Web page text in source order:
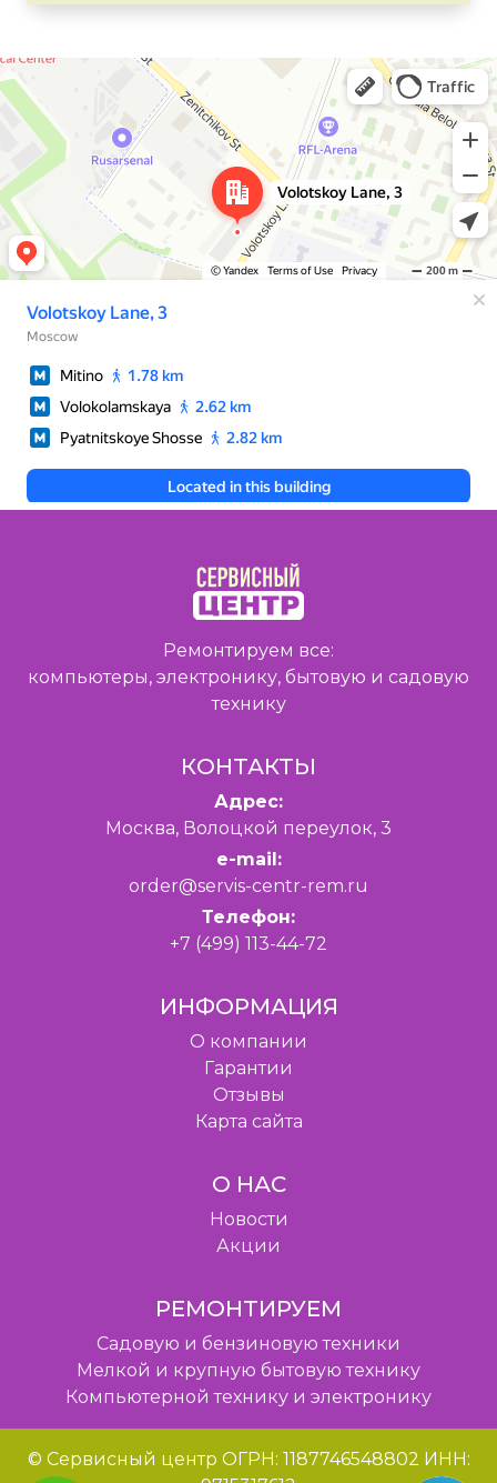
Москва
Яндекс Карты — транспорт, навигация, поиск мест
Ремонтируем все:
компьютеры, электронику, бытовую и садовую
технику
КОНТАКТЫ
Адрес:
Москва, Волоцкой переулок, 3
e-mail:
order@servis-centr-rem.ru
Телефон:
+7 (499) 113-44-72
ИНФОРМАЦИЯ
O компании
Гарантии
Отзывы
Карта сайта
О НАС
Новости
Акции
РЕМОНТИРУЕМ
Садовую и бензиновую техники
Мелкой и крупную бытовую технику
Компьютерной технику и электронику
© Сервисный центр ОГРН: 1187746548802 ИНН: